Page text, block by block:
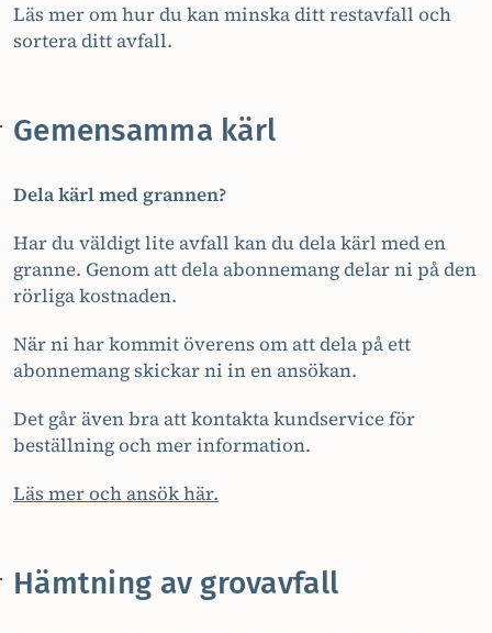
Läs mer om hur du kan minska ditt restavfall och
sortera ditt avfall.
Gemensamma kärl
Dela kärl med grannen?
Har du väldigt lite avfall kan du dela kärl med en
granne. Genom att dela abonnemang delar ni på den
rörliga kostnaden.
När ni har kommit överens om att dela på ett
abonnemang skickar ni in en ansökan.
Det går även bra att kontakta kundservice för
beställning och mer information.
Läs mer och ansök här.
Hämtning av grovavfall